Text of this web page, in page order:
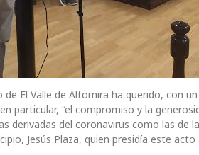
de El Valle de Altomira ha querido, con
particular, “el compromiso y la
derivadas del coronavirus como las de
Jesús Plaza, quien presidía este